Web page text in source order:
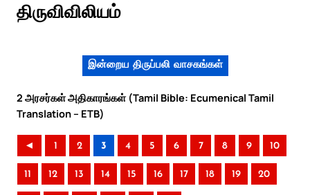
திருவிவிலியம்
இன்றைய திருப்பலி வாசகங்கள்
2 அரசர்கள் அதிகாரங்கள் (Tamil Bible: Ecumenical Tamil
Translation – ETB)
◄ 1 2 3 4 5 6 7 8 9 10
11 12 13 14 15 16 17 18 19 20